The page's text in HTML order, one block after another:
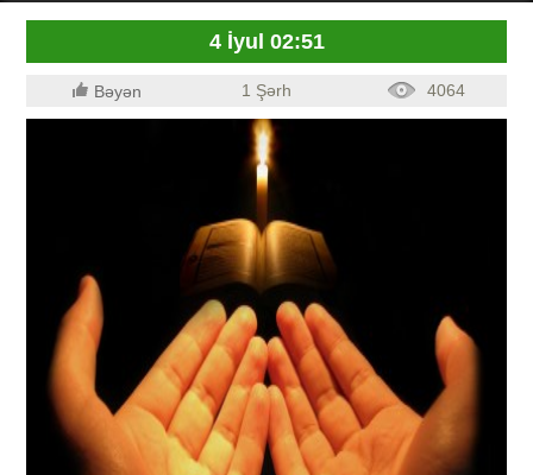
4 İyul 02:51
Bəyən 1 Şərh 4064